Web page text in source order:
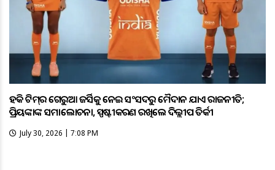
ହକି ଟିମ୍‌ର ଗେରୁଆ ଜର୍ସିକୁ ନେଇ ସଂସଦରୁ ମୈଦାନ ଯାଏଁ ରାଜନୀତି;
ପ୍ରିୟଙ୍କାଙ୍କ ସମାଲୋଚନା, ସ୍ପଷ୍ଟୀକରଣ ରଖିଲେ ଦିଲ୍ଲୀପ ତିର୍କୀ
July 30, 2026 | 7:08 PM